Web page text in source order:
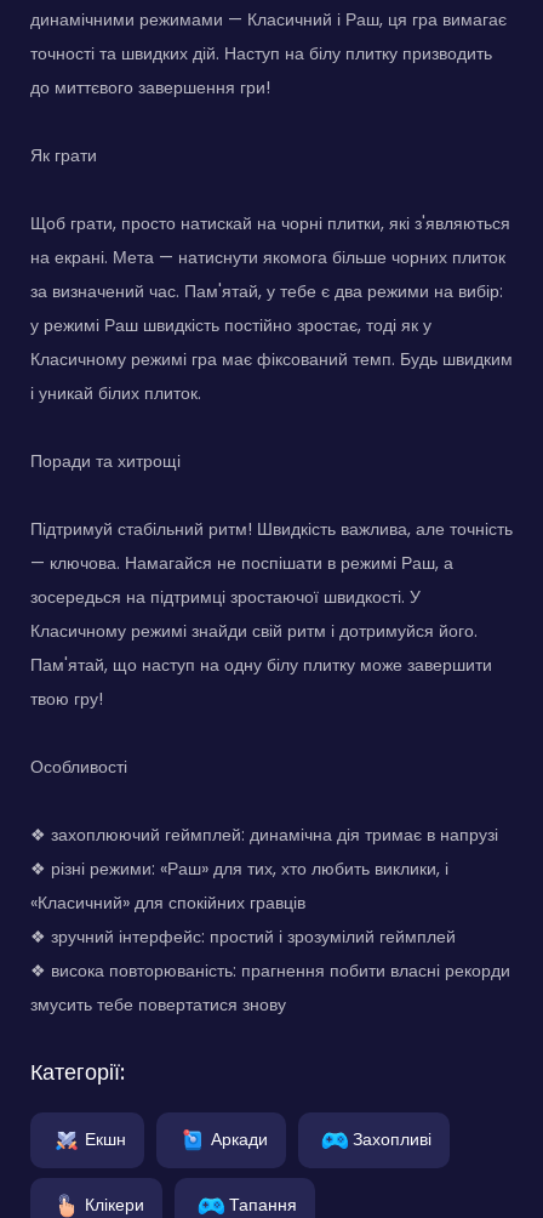
динамічними режимами — Класичний і Раш, ця гра вимагає
точності та швидких дій. Наступ на білу плитку призводить
до миттєвого завершення гри!
Як грати
Щоб грати, просто натискай на чорні плитки, які з'являються
на екрані. Мета — натиснути якомога більше чорних плиток
за визначений час. Пам'ятай, у тебе є два режими на вибір:
у режимі Раш швидкість постійно зростає, тоді як у
Класичному режимі гра має фіксований темп. Будь швидким
і уникай білих плиток.
Поради та хитрощі
Підтримуй стабільний ритм! Швидкість важлива, але точність
— ключова. Намагайся не поспішати в режимі Раш, а
зосередься на підтримці зростаючої швидкості. У
Класичному режимі знайди свій ритм і дотримуйся його.
Пам'ятай, що наступ на одну білу плитку може завершити
твою гру!
Особливості
❖ захоплюючий геймплей: динамічна дія тримає в напрузі
❖ різні режими: «Раш» для тих, хто любить виклики, і
«Класичний» для спокійних гравців
❖ зручний інтерфейс: простий і зрозумілий геймплей
❖ висока повторюваність: прагнення побити власні рекорди
змусить тебе повертатися знову
Категорії:
Екшн Аркади Захопливі
Клікери Тапання